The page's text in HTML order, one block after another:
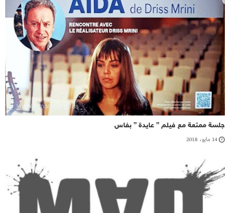
جلسة ممتعة مع فيلم ” عايدة ” بفاس
14 مايو، 2018